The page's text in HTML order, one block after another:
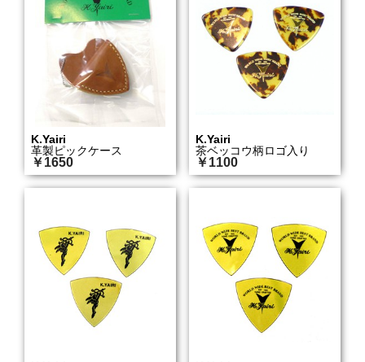
K.Yairi
革製ピックケース
￥1650
K.Yairi
茶ベッコウ柄ロゴ入り
￥1100